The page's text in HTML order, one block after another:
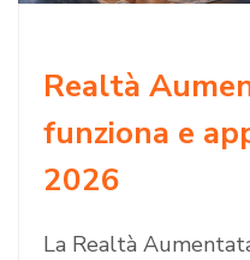
Realtà
funziona e
2026
La Realtà